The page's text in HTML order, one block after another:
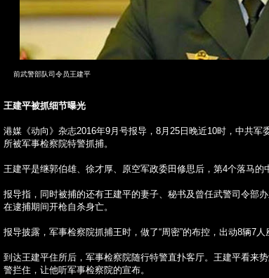
前武警部队司令员王建平
王建平被抓细节曝光
港媒《动向》杂志2016年9 月号报导， 8 月 25日晚近10时，中共军
所被军事检察院特警抓捕。
王建平是继郭伯雄、徐才厚、原空军政委田修思后，第4个落马的
报导指，同时被捕的还有王建平的妻子、秘书及曾任武警司令部
在逮捕期间开枪自杀身亡。
报导披露，军事检察院抓捕王时，做了“周密”的布控，出动8辆7 人
到达王建平住所后，军事检察院随行特警直扑客厅。王建平看来
警拦住，让他听军事检察院的宣布。